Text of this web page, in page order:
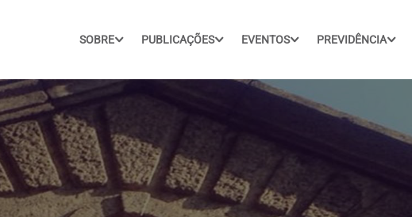
SOBRE PUBLICAÇÕES EVENTOS PREVIDÊNCIA